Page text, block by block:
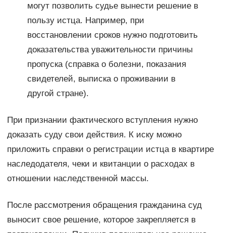
могут позволить судье вынести решение в
пользу истца. Например, при
восстановлении сроков нужно подготовить
доказательства уважительности причины
пропуска (справка о болезни, показания
свидетелей, выписка о проживании в
другой стране).
При признании фактического вступления нужно
доказать суду свои действия. К иску можно
приложить справки о регистрации истца в квартире
наследодателя, чеки и квитанции о расходах в
отношении наследственной массы.
После рассмотрения обращения гражданина суд
выносит свое решение, которое закрепляется в